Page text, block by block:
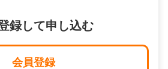
録して申し込む
会員登録